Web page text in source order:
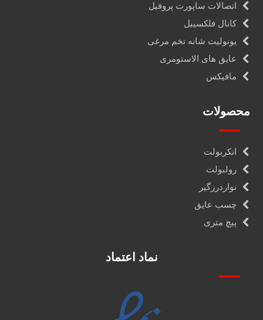
اتصالات ساپورت پروفیل
کانال فلکسیبل
یونولیت شانه تخم مرغی
عایق های الاستومری
مافیکس
محصولات
انکربولت
رولبولت
نواردرزگیر
چسب عایق
پیچ متری
نماد اعتماد